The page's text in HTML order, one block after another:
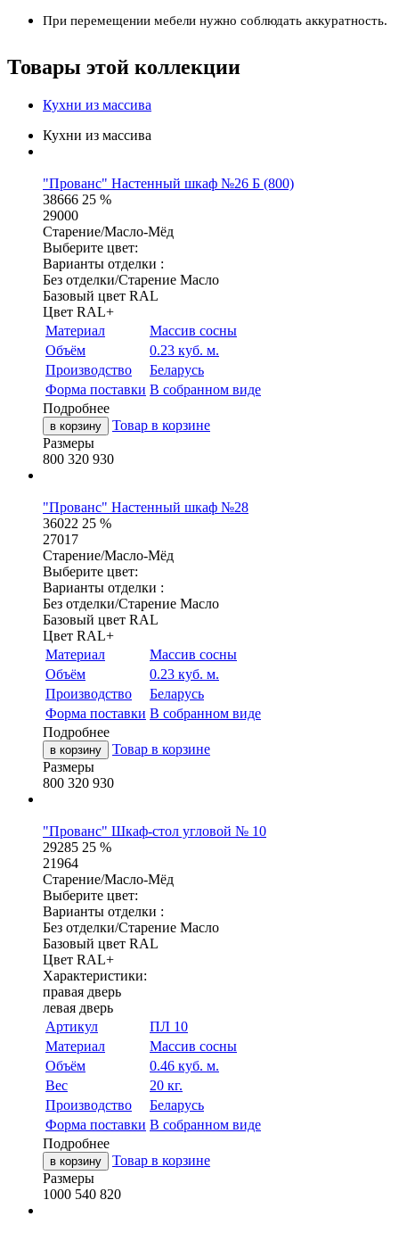
При перемещении мебели нужно соблюдать аккуратность.
Товары этой коллекции
Кухни из массива
Кухни из массива
"Прованс" Настенный шкаф №26 Б (800)
38666 25 %
29000
Старение/Масло-Мёд
Выберите цвет:
Варианты отделки :
Без отделки/Старение Масло
Базовый цвет RAL
Цвет RAL+
Материал
Массив сосны
Объём
0.23 куб. м.
Производство
Беларусь
Форма поставки В собранном виде
Подробнее
в корзину
Товар в корзине
Размеры
800 320 930
"Прованс" Настенный шкаф №28
36022 25 %
27017
Старение/Масло-Мёд
Выберите цвет:
Варианты отделки :
Без отделки/Старение Масло
Базовый цвет RAL
Цвет RAL+
Материал
Массив сосны
Объём
0.23 куб. м.
Производство
Беларусь
Форма поставки В собранном виде
Подробнее
в корзину
Товар в корзине
Размеры
800 320 930
"Прованс" Шкаф-стол угловой № 10
29285 25 %
21964
Старение/Масло-Мёд
Выберите цвет:
Варианты отделки :
Без отделки/Старение Масло
Базовый цвет RAL
Цвет RAL+
Характеристики:
правая дверь
левая дверь
Артикул
ПЛ 10
Материал
Массив сосны
Объём
0.46 куб. м.
Вес
20 кг.
Производство
Беларусь
Форма поставки В собранном виде
Подробнее
в корзину
Товар в корзине
Размеры
1000 540 820